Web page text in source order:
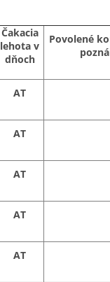
Čakacia
lehota v
dňoch
Povolené
AT
AT
AT
AT
AT